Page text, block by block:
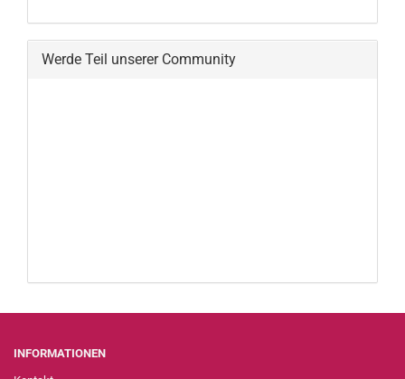
Werde Teil unserer Community
INFORMATIONEN